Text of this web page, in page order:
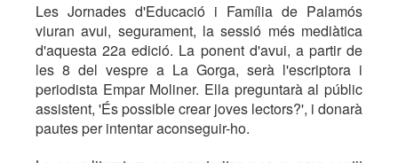
Les Jornades d'Educació i Família de Palamós
viuran avui, segurament, la sessió més mediàtica
d'aquesta 22a edició. La ponent d'avui, a partir de
les 8 del vespre a La Gorga, serà l'escriptora i
periodista Empar Moliner. Ella preguntarà al públic
assistent, 'És possible crear joves lectors?', i donarà
pautes per intentar aconseguir-ho.